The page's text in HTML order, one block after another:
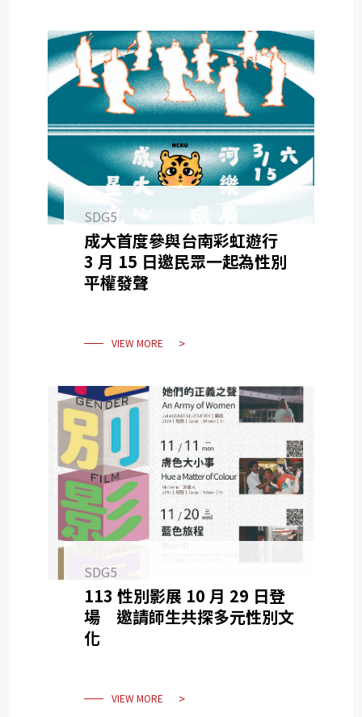
SDG5
成大首度參與台南彩虹遊行
3 月 15 日邀民眾一起為性別
平權發聲
VIEW MORE
SDG5
113 性別影展 10 月 29 日登
場 邀請師生共探多元性別文
化
VIEW MORE